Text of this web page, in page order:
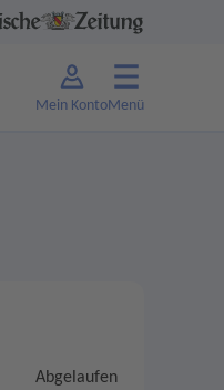
Mein KontoMenü
Abgelaufen